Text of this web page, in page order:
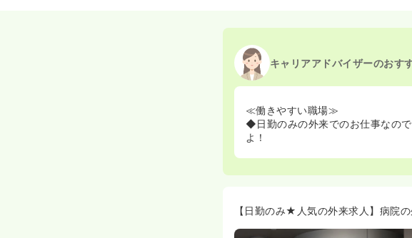
キャリアアドバイザーのおす
≪働きやすい職場≫
◆日勤のみの外来でのお仕事なの
よ！
【日勤のみ★人気の外来求人】病院